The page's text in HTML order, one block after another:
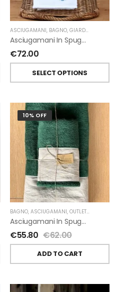
GIARDINO SEGRETO
ASCIUGAMANI, BAGNO, GIARDINO SEGRETO
Asciugamani In Spugna Con Ricami Marini Di Giardino Segreto.
€72.00
SELECT OPTIONS
10% OFF
BAGNO, ASCIUGAMANI, OUTLET,
Asciugamani In Spugna E Lino Di Giardino Segreto
€55.80 €62.00
ADD TO CART